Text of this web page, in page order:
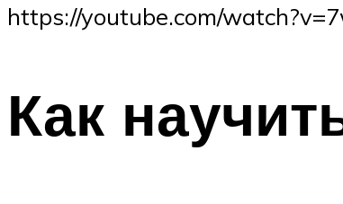
https://youtube.com/
Как